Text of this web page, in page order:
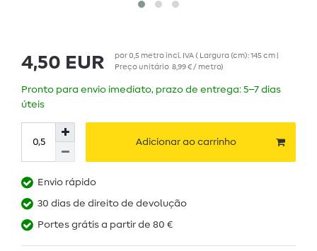
4,50 EUR por0,5 metro incl. IVA( Largura (cm): 145 cm |
Preço unitário 8,99 € / metro)
Pronto para envio imediato, prazo de entrega: 5–7 dias
úteis
Adicionar ao carrinho
Envio rápido
30 dias de direito de devolução
Portes grátis a partir de 80 €